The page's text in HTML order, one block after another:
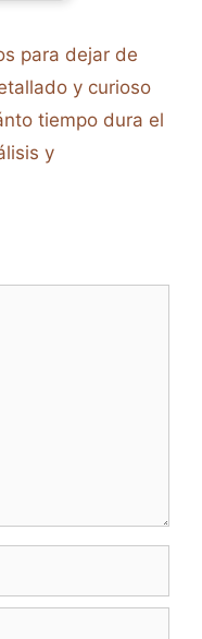
para dejar de
y curioso
tiempo dura el
y